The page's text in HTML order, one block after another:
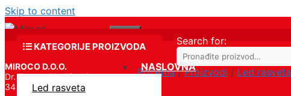
Skip to content
NASLOVNA
KATEGORIJE PROIZVODA Search for:
Led rasveta
Početna/Proizvodi / Led rasveta
MIROCO D.O.O.
Dr. Zorana Đinđića 19,
34 000 Kragujevac